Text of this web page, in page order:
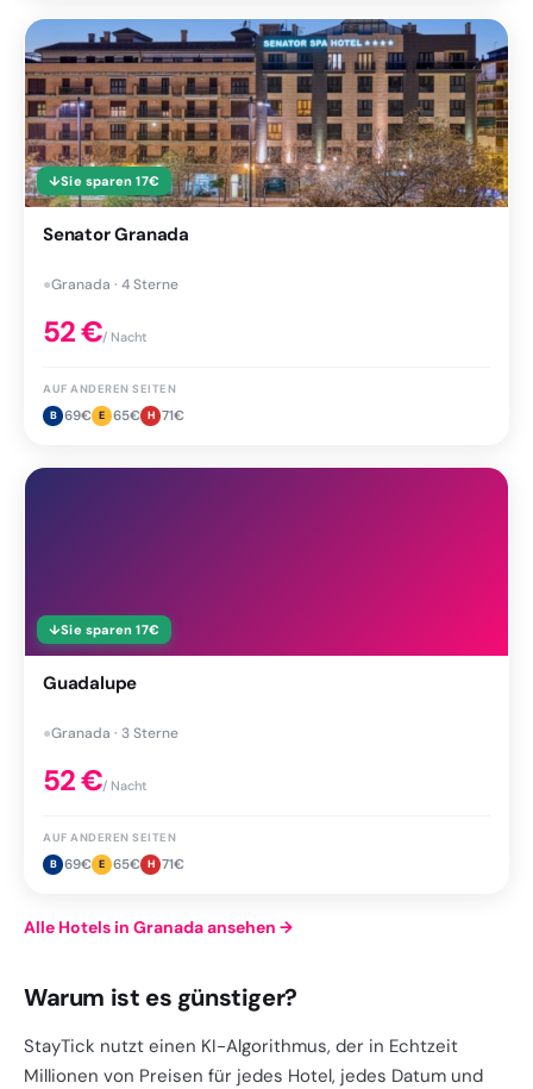
↓Sie sparen 17€
Senator Granada
●Granada · 4 Sterne
52€/ Nacht
AUF ANDEREN SEITEN
B 69€ E 65€ H 71€
↓Sie sparen 17€
Guadalupe
●Granada · 3 Sterne
52€/ Nacht
AUF ANDEREN SEITEN
B 69€ E 65€ H 71€
Alle Hotels in Granada ansehen →
Warum ist es günstiger?
StayTick nutzt einen KI-Algorithmus, der in Echtzeit
Millionen von Preisen für jedes Hotel, jedes Datum und